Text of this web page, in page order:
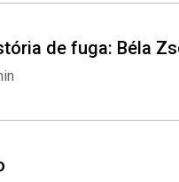
de fuga: Béla